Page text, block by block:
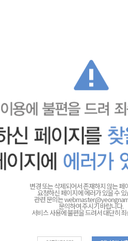
변경 또는 삭제되어서 존재하지 않는 페
요청하신 페이지에 에러가 있을 수
관련 문의는
문의하여 주시기 바랍니다.
서비스 사용에 불편을 드려서 대단히